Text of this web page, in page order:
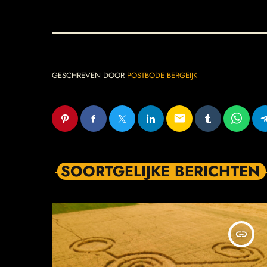
GESCHREVEN DOOR POSTBODE BERGEIJK
email
SOORTGELIJKE BERICHTEN
insert_link